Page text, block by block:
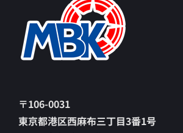
〒106-0031
東京都港区西麻布三丁目3番1号